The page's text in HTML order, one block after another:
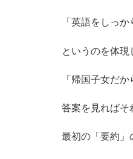
「英語をしっ
というのを体現
「帰国子女だ
答案を見ればそ
最初の「要約」